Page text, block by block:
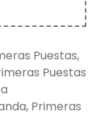
Puestas,
Puestas
, Primeras